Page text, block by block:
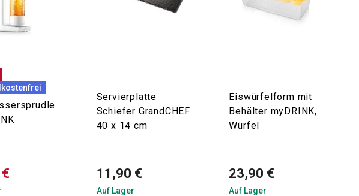
Servierplatte
Schiefer GrandCHEF
40 x 14 cm
11,90 €
Auf Lager
Eiswürfelform mit
Behälter myDRINK,
Würfel
23,90 €
Auf Lager